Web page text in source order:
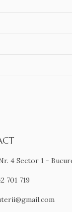
4 Sector 1 -
701 719